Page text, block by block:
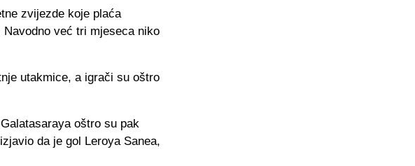
zvijezde koje plaća
već tri mjeseca niko
utakmice, a igrači su oštro
oštro su pak
da je gol Leroya Sanea,